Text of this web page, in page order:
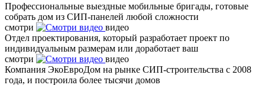
Профессиональные выездные мобильные бригады, готовые
собрать дом из СИП-панелей любой сложности
смотри
видео
Отдел проектирования, который разработает проект по
индивидуальным размерам или доработает ваш
смотри
видео
Компания ЭкоЕвроДом на рынке СИП-строительства с 2008
года, и построила более тысячи домов